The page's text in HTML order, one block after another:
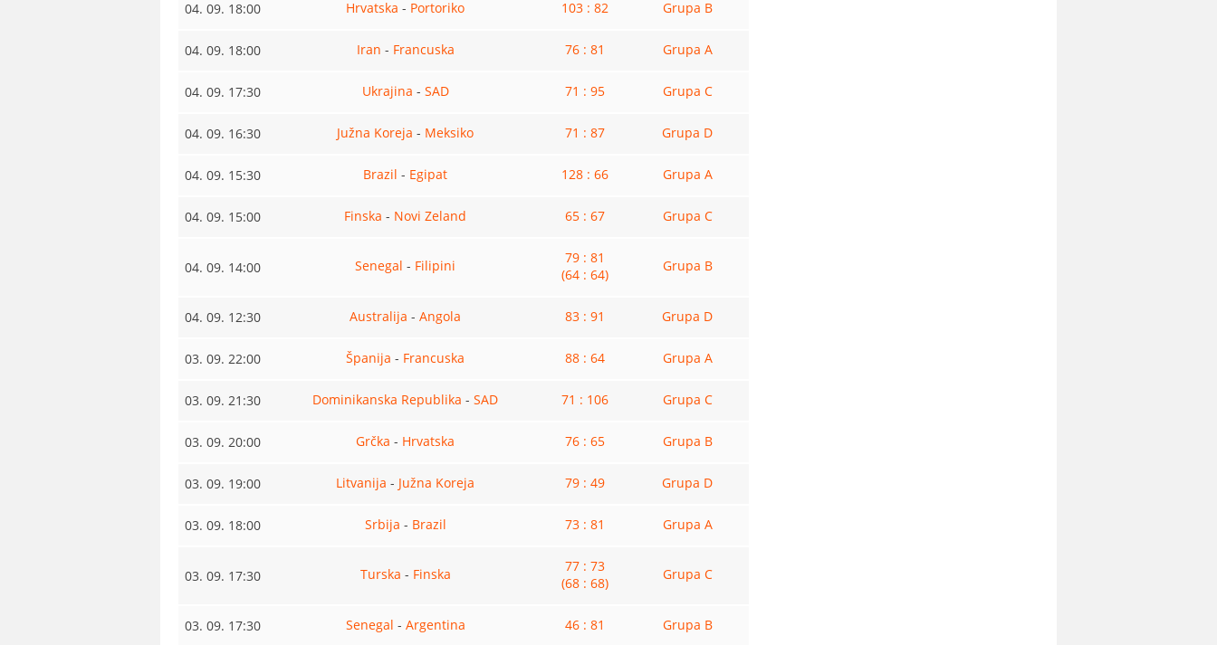
04. 09. 18:00 Hrvatska - Portoriko 103 : 82 Grupa B
04. 09. 18:00 Iran - Francuska 76 : 81 Grupa A
04. 09. 17:30 Ukrajina - SAD 71 : 95 Grupa C
04. 09. 16:30 Južna Koreja - Meksiko 71 : 87 Grupa D
04. 09. 15:30 Brazil - Egipat 128 : 66 Grupa A
04. 09. 15:00 Finska - Novi Zeland 65 : 67 Grupa C
04. 09. 14:00 Senegal - Filipini
79 : 81
(64 : 64)
Grupa B
04. 09. 12:30 Australija - Angola 83 : 91 Grupa D
03. 09. 22:00 Španija - Francuska 88 : 64 Grupa A
03. 09. 21:30 Dominikanska Republika - SAD 71 : 106 Grupa C
03. 09. 20:00 Grčka - Hrvatska 76 : 65 Grupa B
03. 09. 19:00 Litvanija - Južna Koreja 79 : 49 Grupa D
03. 09. 18:00 Srbija - Brazil 73 : 81 Grupa A
03. 09. 17:30 Turska - Finska
77 : 73
(68 : 68)
Grupa C
03. 09. 17:30 Senegal - Argentina 46 : 81 Grupa B